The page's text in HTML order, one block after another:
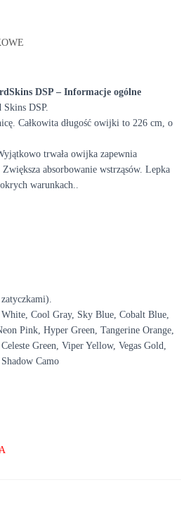
DSP – Informacje ogólne
DSP.
Całkowita długość owijki to 226 cm, o
trwała owijka zapewnia
absorbowanie wstrząsów. Lepka
warunkach..
Cool Gray, Sky Blue, Cobalt Blue,
Pink, Hyper Green, Tangerine Orange,
Green, Viper Yellow, Vegas Gold,
Camo